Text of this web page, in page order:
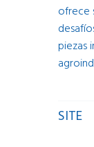
ofrece
piezas
SITE